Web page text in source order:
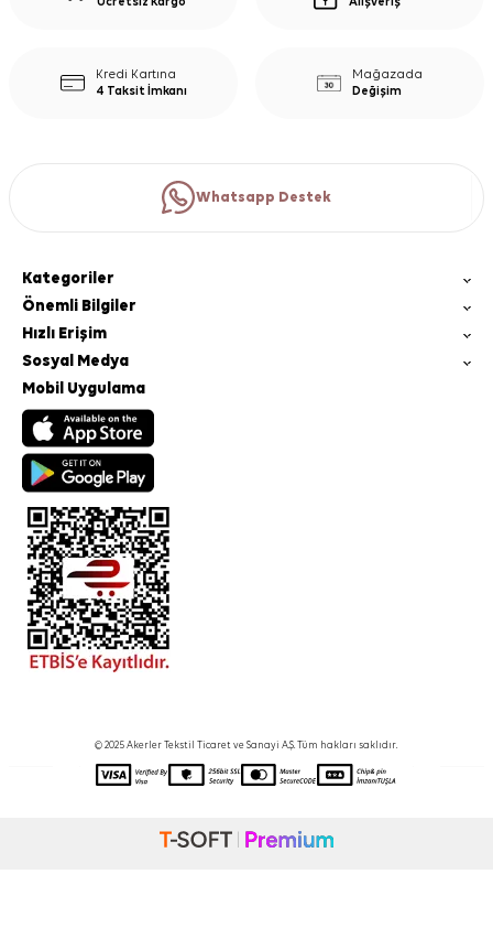
Kredi Kartına
4 Taksit İmkanı
Mağazada
Değişim
Whatsapp Destek
Kategoriler
Önemli Bilgiler
Hızlı Erişim
Sosyal Medya
Mobil Uygulama
© 2025 Akerler Tekstil Ticaret ve Sanayi A.Ş. Tüm hakları saklıdır.